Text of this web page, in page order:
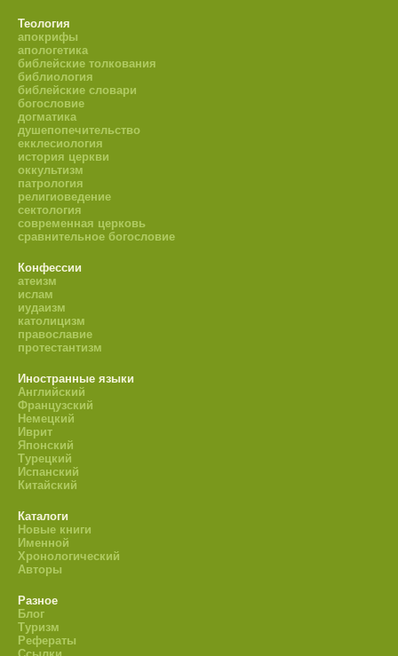
Теология
апокрифы
апологетика
библейские толкования
библиология
библейские словари
богословие
догматика
душепопечительство
екклесиология
история церкви
оккультизм
патрология
религиоведение
сектология
современная церковь
сравнительное богословие
Конфессии
атеизм
ислам
иудаизм
католицизм
православие
протестантизм
Иностранные языки
Английский
Французский
Немецкий
Иврит
Японский
Турецкий
Испанский
Китайский
Каталоги
Новые книги
Именной
Хронологический
Авторы
Разное
Блог
Туризм
Рефераты